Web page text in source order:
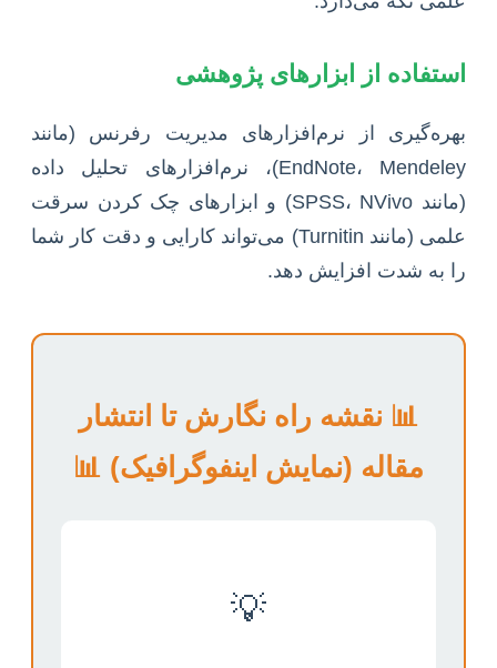
استفاده از ابزارهای پژوهشی
بهره‌گیری از نرم‌افزارهای مدیریت رفرنس (مانند
EndNote، Mendeley)، نرم‌افزارهای تحلیل داده
(مانند SPSS، NVivo) و ابزارهای چک کردن سرقت
علمی (مانند Turnitin) می‌تواند کارایی و دقت کار شما
را به شدت افزایش دهد.
📊 نقشه راه نگارش تا انتشار
مقاله (نمایش اینفوگرافیک) 📊
💡